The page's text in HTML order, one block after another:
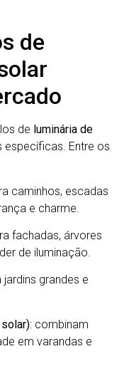
de
de luminária de
Entre os
caminhos, escadas
e charme.
fachadas, árvores
de iluminação.
grandes e
: combinam
em varandas e